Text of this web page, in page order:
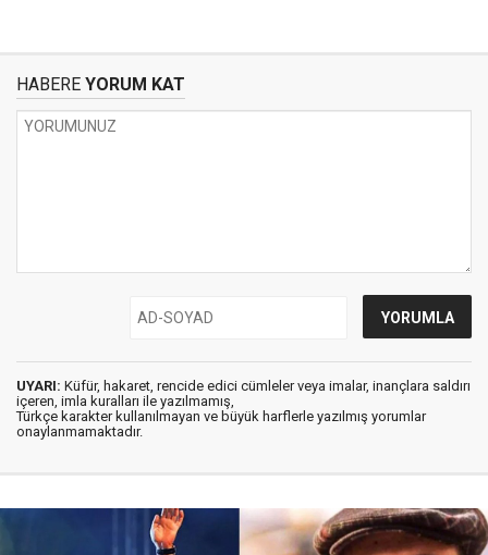
HABERE YORUM KAT
UYARI: Küfür, hakaret, rencide edici cümleler veya imalar, inançlara saldırı
içeren, imla kuralları ile yazılmamış,
Türkçe karakter kullanılmayan ve büyük harflerle yazılmış yorumlar
onaylanmamaktadır.